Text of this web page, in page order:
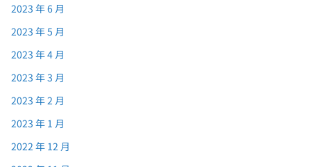
2023 年 6 月
2023 年 5 月
2023 年 4 月
2023 年 3 月
2023 年 2 月
2023 年 1 月
2022 年 12 月